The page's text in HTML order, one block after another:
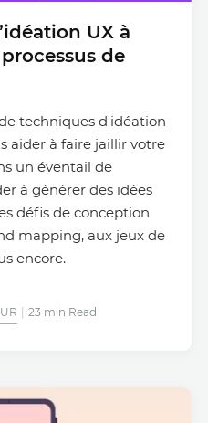
UX à
de
techniques d'idéation
aider à faire jaillir votre
un éventail de
à générer des idées
défis de conception
mapping, aux jeux de
encore.
23 min Read